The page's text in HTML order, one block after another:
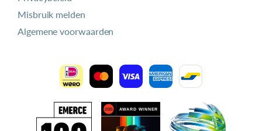
Misbruik melden
Algemene voorwaarden